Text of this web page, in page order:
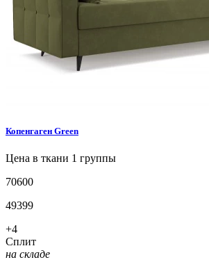
Копенгаген Green
Цена в ткани 1 группы
70600
49399
+4
Сплит
на складе